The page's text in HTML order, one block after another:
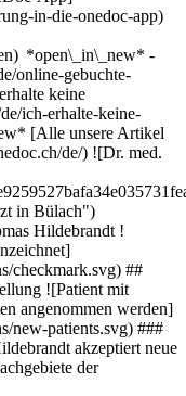
in-die-onedoc-app)
*open\_in\_new* -
online-gebuchte-
keine
ich-erhalte-keine-
[Alle unsere Artikel
de/) ![Dr. med.
in Bülach")
Hildebrandt !
checkmark.svg) ##
![Patient mit
angenommen werden]
new-patients.svg) ###
akzeptiert neue
der